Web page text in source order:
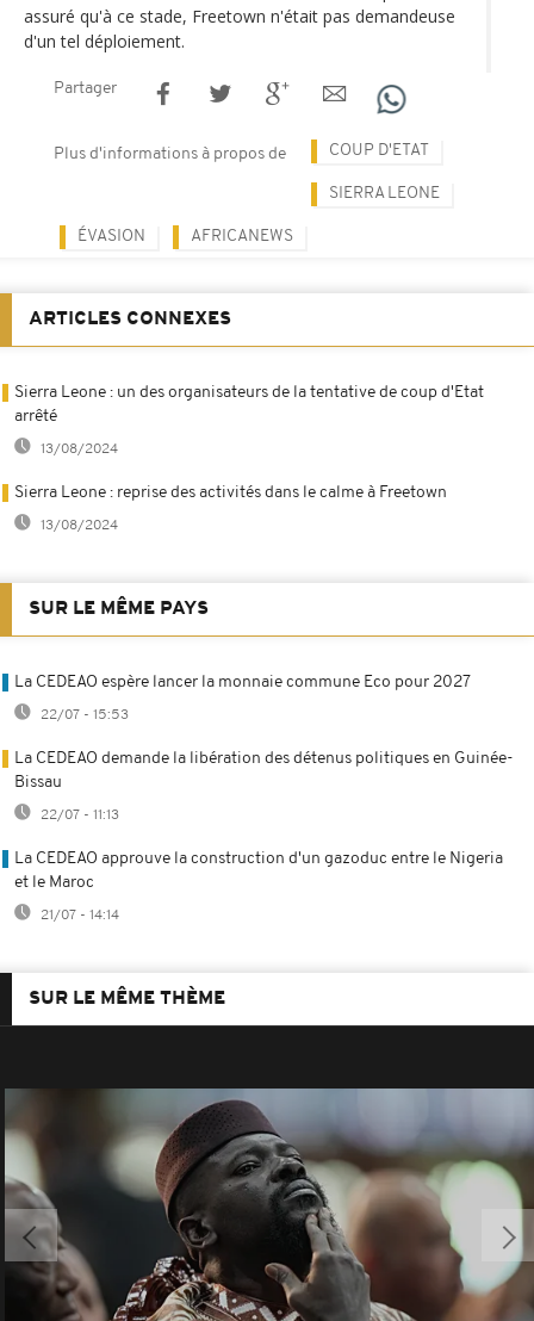
assuré qu'à ce stade, Freetown n'était pas demandeuse
d'un tel déploiement.
Partager
Plus d'informations à propos de COUP D'ETAT
SIERRA LEONE
ÉVASION AFRICANEWS
ARTICLES CONNEXES
Sierra Leone : un des organisateurs de la tentative de coup d'Etat
arrêté
13/08/2024
Sierra Leone : reprise des activités dans le calme à Freetown
13/08/2024
SUR LE MÊME PAYS
La CEDEAO espère lancer la monnaie commune Eco pour 2027
22/07 - 15:53
La CEDEAO demande la libération des détenus politiques en Guinée-
Bissau
22/07 - 11:13
La CEDEAO approuve la construction d'un gazoduc entre le Nigeria
et le Maroc
21/07 - 14:14
SUR LE MÊME THÈME